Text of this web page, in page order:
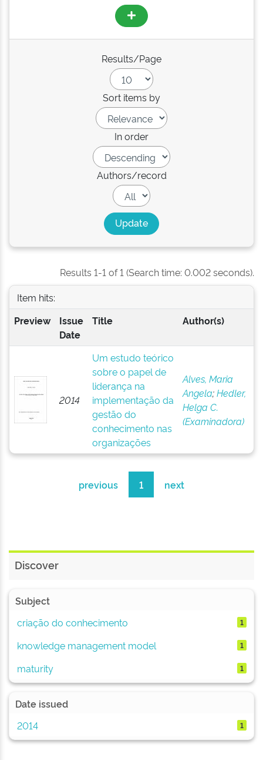
Results/Page
Sort items by
In order
Authors/record
Results 1-1 of 1 (Search time: 0.002 seconds).
Item hits:
Preview
Issue
Date
Title Author(s)
2014
Um estudo teórico
sobre o papel de
liderança na
implementação da
gestão do
conhecimento nas
organizações
Alves, Maria
Angela;Hedler,
Helga C.
(Examinadora)
previous 1 next
Discover
Subject
criação do conhecimento
1
knowledge management model 1
maturity 1
Date issued
2014
1